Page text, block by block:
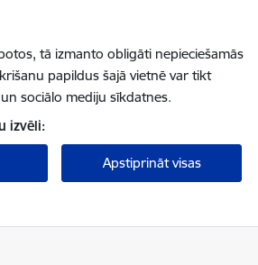
tā izmanto obligāti nepieciešamās
papildus šajā vietnē var tikt
sociālo mediju sīkdatnes.
izvēli:
Apstiprināt visas